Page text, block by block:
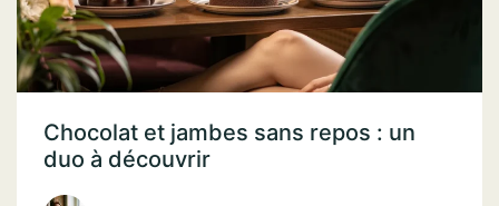
Chocolat et jambes sans repos : un
duo à découvrir